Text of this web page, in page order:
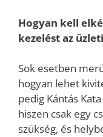
Hogyan kell
kezelést az
Sok esetben
hogyan lehet
pedig Kántás
hiszen csak egy
szükség, és